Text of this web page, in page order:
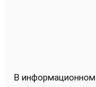
В информационном